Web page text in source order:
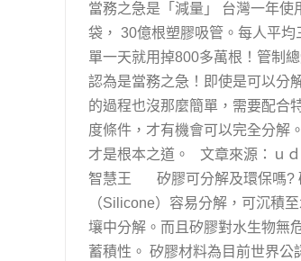
當務之急是「減量」 台灣一年使
袋， 30億根塑膠吸管。每人平均
單一天就用掉800多萬根！管制
認為是當務之急！即使是可以分
的過程也沒那麼簡單，需要配合
度條件，才有機會可以完全分解
才是根本之道。 文章來源：ｕ
智慧王 矽膠可分解及環保嗎?
（Silicone）容易分解，可沉積
壤中分解。而且矽膠對水生物無
蓄積性。 矽膠材料為目前世界公